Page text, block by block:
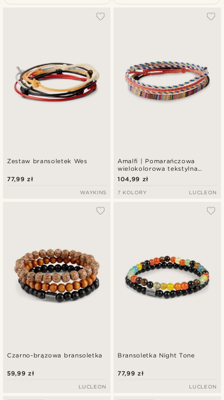
Zestaw bransoletek Wes
77,99 zł
WAYKINS
Amalfi | Pomarańczowa
wielokolorowa tekstylna
bransoletka surferska
104,99 zł
7 KOLORY LUCLEON
Czarno-brązowa bransoletka
59,99 zł
LUCLEON
Bransoletka Night Tone
77,99 zł
LUCLEON